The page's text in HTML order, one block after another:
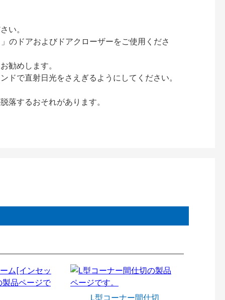
い。
のドアおよびドアクローザーをご使用くださ
勧めします。
で直射日光をさえぎるようにしてください。
するおそれがあります。
L型コーナー間仕切